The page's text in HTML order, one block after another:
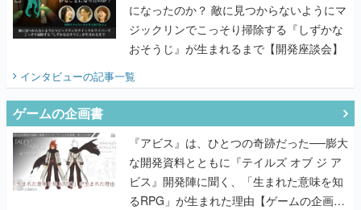
になったのか？ 敵に見つからないようにマ
ジックリンでこっそり掃除する『しずかな
おそうじ』が生まれるまで【開発座談会】
インタビューの記事一覧
ゲームの企画書
『アビス』は、ひとつの奇跡だった──膨大
な開発資料とともに『テイルズ オブ ジ ア
ビス』開発陣に聞く、「生まれた意味を知
るRPG」が生まれた理由【ゲームの企画